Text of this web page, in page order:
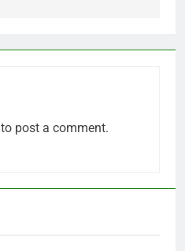
to post a comment.